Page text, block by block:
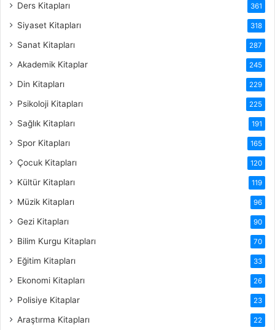
Ders Kitapları 361
Siyaset Kitapları 318
Sanat Kitapları 287
Akademik Kitaplar 245
Din Kitapları 229
Psikoloji Kitapları 225
Sağlık Kitapları 191
Spor Kitapları 165
Çocuk Kitapları 120
Kültür Kitapları 119
Müzik Kitapları 96
Gezi Kitapları 90
Bilim Kurgu Kitapları 70
Eğitim Kitapları 33
Ekonomi Kitapları 26
Polisiye Kitaplar 23
Araştırma Kitapları 22